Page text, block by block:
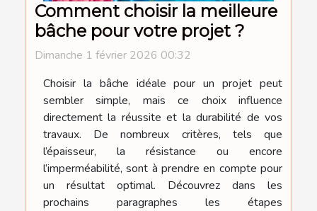
Comment choisir la meilleure
bâche pour votre projet ?
Dimanche 1 février 2026 00:32
Choisir la bâche idéale pour un projet peut
sembler simple, mais ce choix influence
directement la réussite et la durabilité de vos
travaux. De nombreux critères, tels que
l’épaisseur, la résistance ou encore
l’imperméabilité, sont à prendre en compte pour
un résultat optimal. Découvrez dans les
prochains paragraphes les étapes